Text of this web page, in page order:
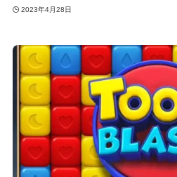
2023年4月28日